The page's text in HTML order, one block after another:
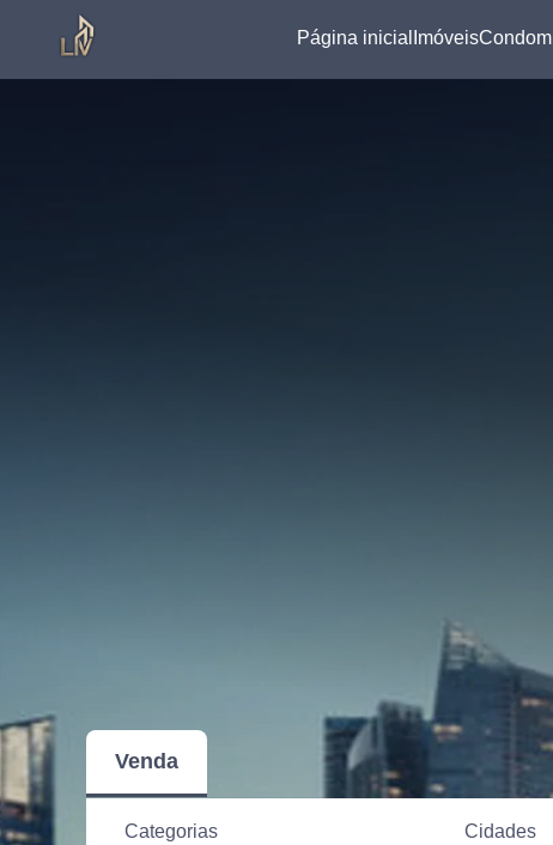
Página inicial Imóveis
Venda
Categorias Cidades